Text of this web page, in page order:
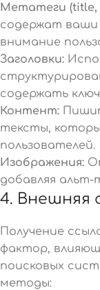
Метатеги (title,
содержат ваши
внимание
Заголовки:
содержать
Контент:
тексты,
пользователей.
Изображения:
добавляя альт-
4. Внешняя
Получение
фактор,
поисковых
методы: